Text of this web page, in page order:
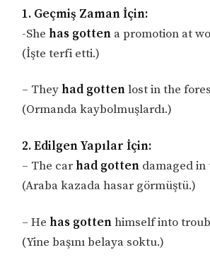
1. Geçmiş Zaman İçin:
-Shehas gotten a promotion at
(İşte terfi etti.)
– Theyhad gottenlost in the
(Ormanda kaybolmuşlardı.)
2. Edilgen Yapılar İçin:
– The carhad gotten damaged in
(Araba kazada hasar görmüştü.)
– Hehas gottenhimself into
(Yine başını belaya soktu.)